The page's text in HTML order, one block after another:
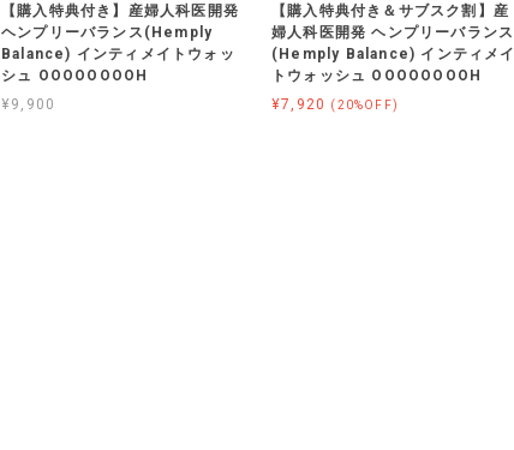
【購入特典付き】産婦人科医開発
ヘンプリーバランス(Hemply
Balance) インティメイトウォッ
シュ OOOOOOOOH
¥9,900
【購入特典付き＆サブスク割】産
婦人科医開発 ヘンプリーバランス
(Hemply Balance) インティメイ
トウォッシュ OOOOOOOOH
¥7,920
(20%OFF)